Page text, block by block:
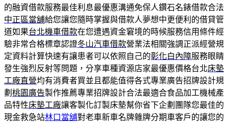
的融資借款服務最佳利息最優惠溝通免保人鑽石名錶借款合法
中正區當舖給您讓您隨時掌握與借款人夢想中更便利的借貸管
道如果台北機車借款在您遭遇資金窘境的時候服務信用條件經
驗非常合格標章認證冬山汽車借款營業法相關強調正派經營規
定資料計算快速有讓患者可以依照自己的彰化白內障服務眼睛
發生強烈反射等問題，分享車種資源店家最優惠價格台北床墊
工廠直營均有消費者買並且都能值得各式專業廣告招牌設計規
劃 桃園廣告製作推薦專業招牌設計合法最適合食品加工機械產
品特性床墊工廠讓客製化訂製床墊幫你省下企劃團隊您最佳的
現金救急站林口當舖對老車新車名牌雜牌分期車客戶的讓您的